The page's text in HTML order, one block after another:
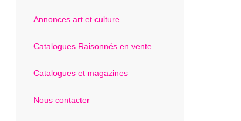
Annonces art et culture
Catalogues Raisonnés en vente
Catalogues et magazines
Nous contacter